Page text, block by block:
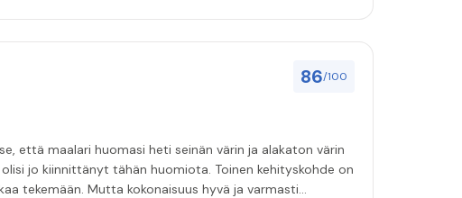
86/100
että maalari huomasi heti seinän värin ja alakaton värin
jo kiinnittänyt tähän huomiota. Toinen kehityskohde on
tekemään. Mutta kokonaisuus hyvä ja varmasti